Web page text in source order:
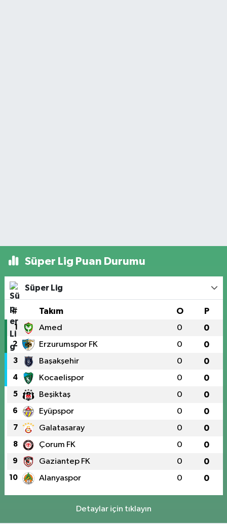
Süper Lig Puan Durumu
Süper Lig
# Takım O P
1 Amed 0 0
2 Erzurumspor FK 0 0
3 Başakşehir 0 0
4 Kocaelispor 0 0
5 Beşiktaş 0 0
6 Eyüpspor 0 0
7 Galatasaray 0 0
8 Çorum FK 0 0
9 Gaziantep FK 0 0
10 Alanyaspor 0 0
Detaylar için tıklayın